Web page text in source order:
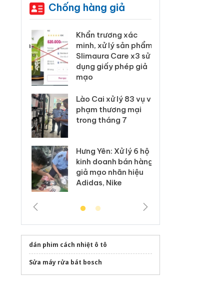
Chống hàng giả
ngàn
lậu,
Hóa
vụ
bị
buôn
Khẩn trương xác
minh, xử lý sản phẩm
Slimaura Care x3 sử
dụng giấy phép giả
mạo
Lào Cai xử lý 83 vụ vi
phạm thương mại
trong tháng 7
Hưng Yên: Xử lý 6 hộ
kinh doanh bán hàng
giả mạo nhãn hiệu
Adidas, Nike
dán phim cách nhiệt ô tô
Sửa máy rửa bát bosch